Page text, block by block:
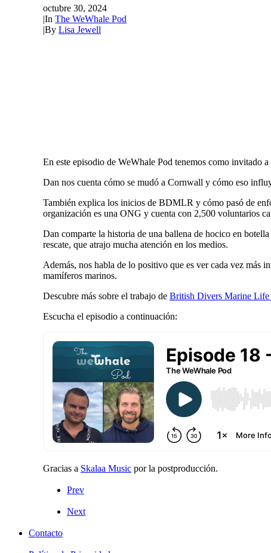
octubre 30, 2024
|In The WeWhale Pod
|By Lisa Jewell
En este episodio de WeWhale Pod tenemos como
Dan nos cuenta cómo se mudó a Cornwall y cómo eso
También explica los inicios de BDMLR y cómo pasó de
organización es una ONG y cuenta con 2,500 voluntarios
Dan comparte la historia de una ballena de hocico en
rescate, que atrajo mucha atención en los medios.
Además, nos habla de lo positivo que es ver cada vez más
mamíferos marinos.
Descubre más sobre el trabajo de British Divers Marine Life
Escucha el episodio a continuación:
Gracias a Skalaa Music por la postproducción.
Prev
Next
Contacto